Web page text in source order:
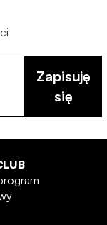
Zapisuję
się